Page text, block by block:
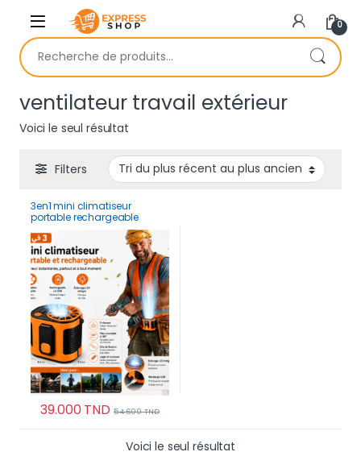
Skip to navigation
Skip to content
0
Recherche pour :
ventilateur travail extérieur
Voici le seul résultat
Filters
3en1 mini climatiseur
portable rechargeable
39.000TND 54.600TND
Voici le seul résultat